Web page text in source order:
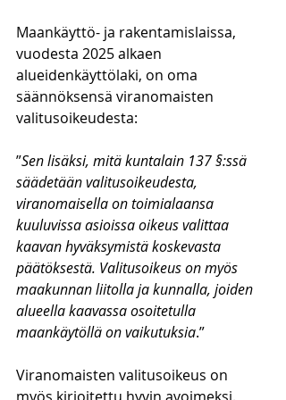
Maankäyttö- ja rakentamislaissa,
vuodesta 2025 alkaen
alueidenkäyttölaki, on oma
säännöksensä viranomaisten
valitusoikeudesta:
”Sen lisäksi, mitä kuntalain 137 §:ssä
säädetään valitusoikeudesta,
viranomaisella on toimialaansa
kuuluvissa asioissa oikeus valittaa
kaavan hyväksymistä koskevasta
päätöksestä. Valitusoikeus on myös
maakunnan liitolla ja kunnalla, joiden
alueella kaavassa osoitetulla
maankäytöllä on vaikutuksia.”
Viranomaisten valitusoikeus on